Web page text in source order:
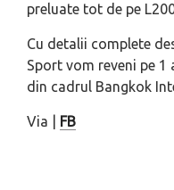
preluate tot de pe
Cu detalii complete
Sport vom reveni pe
din cadrul Bangkok
Via | FB